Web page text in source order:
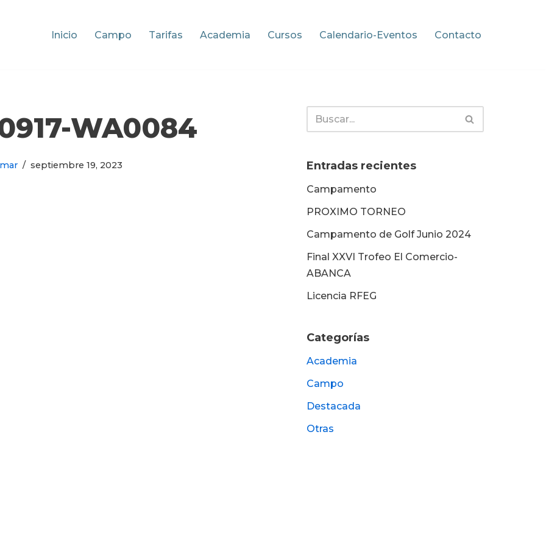
Inicio Campo Tarifas Academia Cursos Calendario-Eventos Contacto
WA0084
septiembre 19, 2023 Entradas recientes
Campamento
PROXIMO TORNEO
Campamento de Golf Junio 2024
Final XXVI Trofeo El Comercio-
ABANCA
Licencia RFEG
Categorías
Academia
Campo
Destacada
Otras